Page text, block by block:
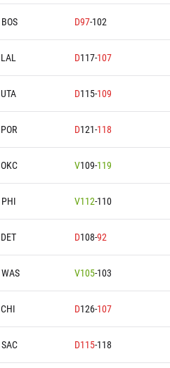
BOS D97-102
LAL D117-107
UTA D115-109
POR D121-118
OKC V109-119
PHI V112-110
DET D108-92
WAS V105-103
CHI D126-107
SAC D115-118